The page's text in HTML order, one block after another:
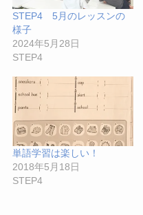
STEP4 5月のレッスンの
様子
2024年5月28日
STEP4
単語学習は楽しい！
2018年5月18日
STEP4